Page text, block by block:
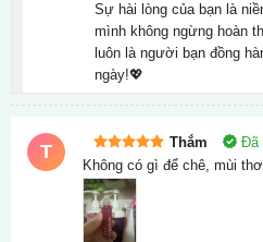
Sự hài lòng của bạn là
mình không ngừng hoàn
luôn là người bạn đồng
ngày!💖
T
Được xếp
hạng5 5
sao
Thắm
Đã
Không có gì để chê, mùi